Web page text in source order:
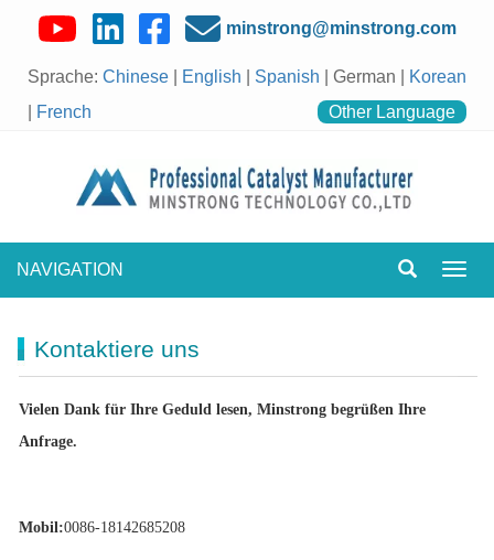
minstrong@minstrong.com
Sprache: Chinese English Spanish | German |
Korean
French Other Language
NAVIGATION
Kontaktiere uns
Vielen Dank für Ihre Geduld lesen, Minstrong begrüßen Ihre
Anfrage.
Mobil:0086-18142685208